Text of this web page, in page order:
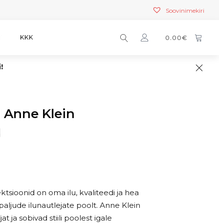
Soovinimekiri
KKK 0.00€
Anne Klein
on oma ilu, kvaliteedi ja hea
ilunautlejate poolt. Anne Klein
ja sobivad stiili poolest igale